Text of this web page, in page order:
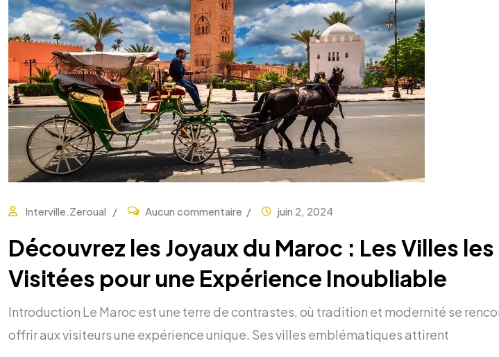
Interville.zeroual Aucun commentaire juin 2, 2024
Découvrez les Joyaux du Maroc : Les Villes les
Visitées pour une Expérience Inoubliable
Introduction Le Maroc est une terre de contrastes, où tradition et modernité se
offrir aux visiteurs une expérience unique. Ses villes emblématiques attirent